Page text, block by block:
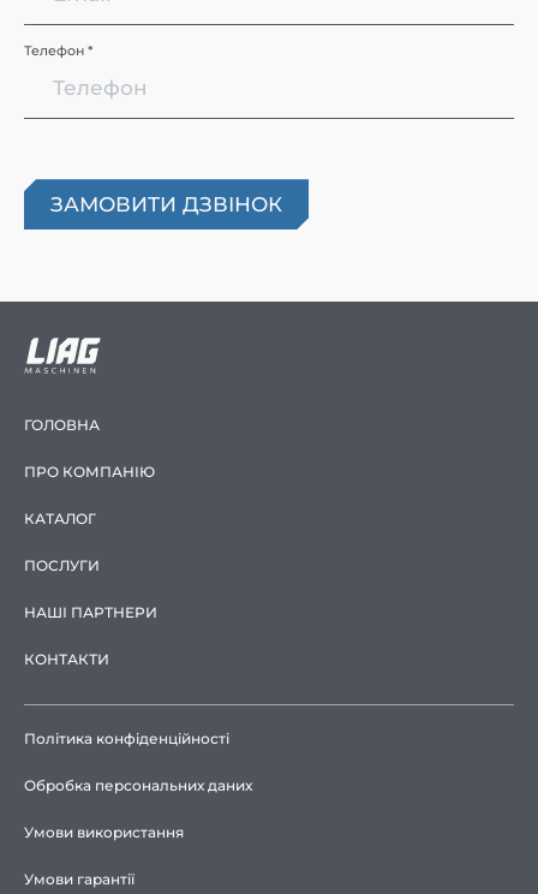
Телефон *
ГОЛОВНА
ПРО КОМПАНІЮ
КАТАЛОГ
ПОСЛУГИ
НАШІ ПАРТНЕРИ
КОНТАКТИ
Політика конфіденційності
Обробка персональних даних
Умови використання
Умови гарантії